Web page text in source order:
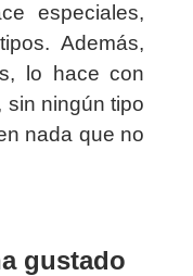
especiales,
Además,
lo hace con
sin ningún tipo
nada que no
gustado